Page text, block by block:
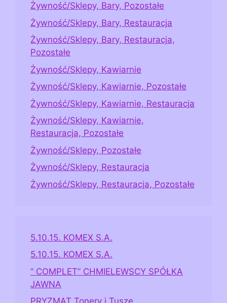
Żywność/Sklepy, Bary, Pozostałe
Żywność/Sklepy, Bary, Restauracja
Żywność/Sklepy, Bary, Restauracja,
Pozostałe
Żywność/Sklepy, Kawiarnie
Żywność/Sklepy, Kawiarnie, Pozostałe
Żywność/Sklepy, Kawiarnie, Restauracja
Żywność/Sklepy, Kawiarnie,
Restauracja, Pozostałe
Żywność/Sklepy, Pozostałe
Żywność/Sklepy, Restauracja
Żywność/Sklepy, Restauracja, Pozostałe
5.10.15. KOMEX S.A.
5.10.15. KOMEX S.A.
” COMPLET” CHMIELEWSCY SPÓŁKA
JAWNA